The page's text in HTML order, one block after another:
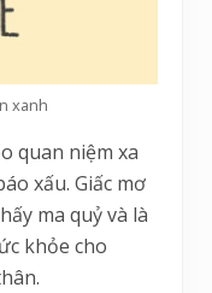
xanh
quan niệm xa
xấu. Giấc mơ
ma quỷ và là
khỏe cho